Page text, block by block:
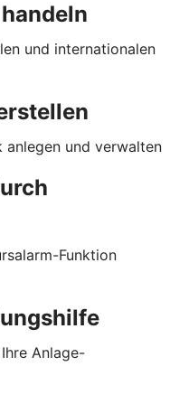
und internationalen
anlegen und verwalten
Funktion
Anlage-